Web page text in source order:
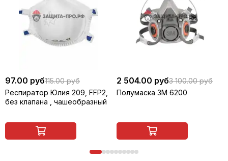
97.00 руб115.00 руб
Респиратор Юлия 209, FFP2,
без клапана , чашеобразный
2 504.00 руб3 100.00 руб
Полумаска 3M 6200